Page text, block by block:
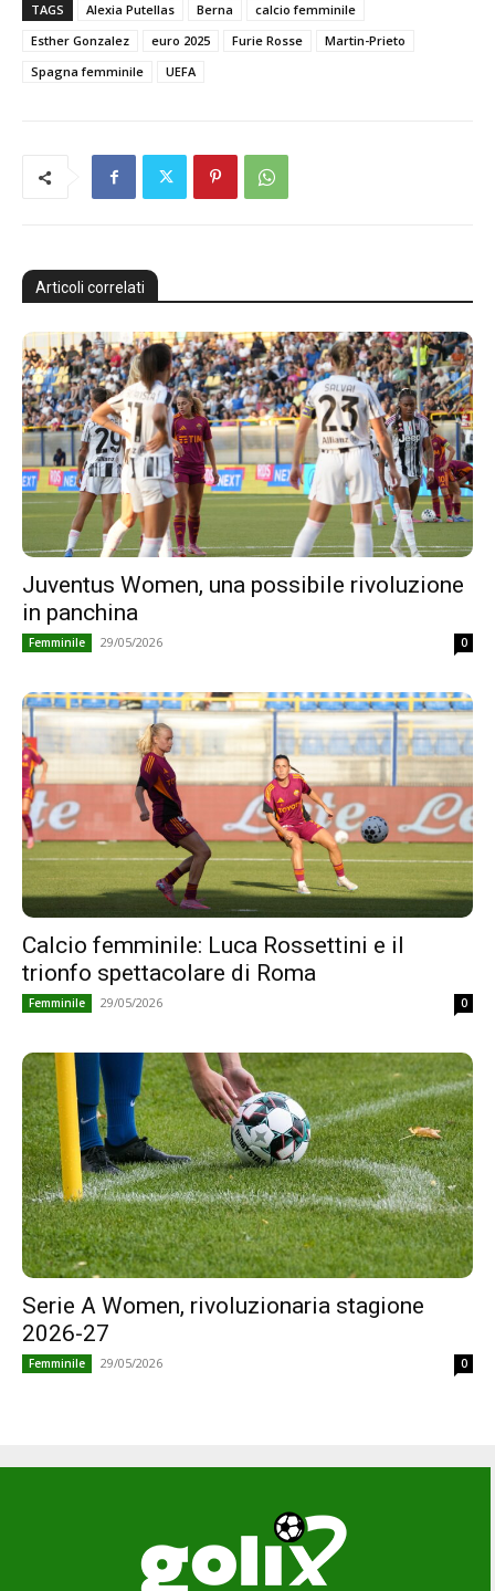
TAGS Alexia Putellas Berna
calcio femminile
Esther Gonzalez
euro 2025 Furie Rosse
Martin-Prieto
Spagna femminile
UEFA
Articoli correlati
Juventus Women, una possibile rivoluzione
in panchina
Femminile 29/05/2026 0
Calcio femminile: Luca Rossettini e il
trionfo spettacolare di Roma
Femminile 29/05/2026 0
Serie A Women, rivoluzionaria stagione
2026-27
Femminile 29/05/2026 0